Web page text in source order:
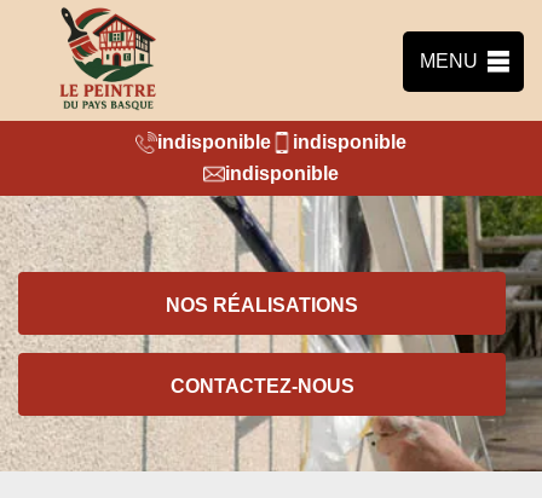
MENU
indisponible
indisponible
indisponible
NOS RÉALISATIONS
CONTACTEZ-NOUS